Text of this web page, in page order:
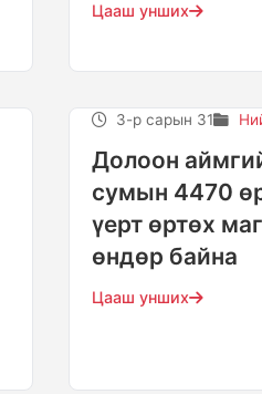
Цааш унших
3-р сарын 31
Долоон
сумын 4470
үерт өртөх
өндөр байна
Цааш унших